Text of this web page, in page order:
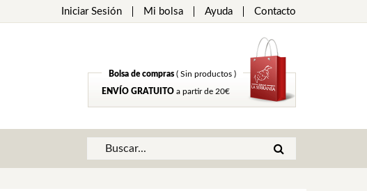
Iniciar Sesión Mi bolsa Ayuda Contacto
Bolsa de compras ( Sin productos )
ENVÍO GRATUITO a partir de 20€